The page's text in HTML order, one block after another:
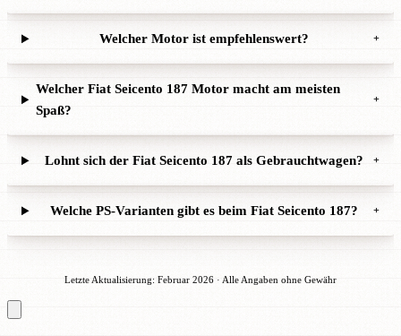
Welcher Motor ist empfehlenswert? +
Welcher Fiat Seicento 187 Motor macht am meisten
Spaß?
+
Lohnt sich der Fiat Seicento 187 als Gebrauchtwagen? +
Welche PS-Varianten gibt es beim Fiat Seicento 187? +
Letzte Aktualisierung: Februar 2026 · Alle Angaben ohne Gewähr